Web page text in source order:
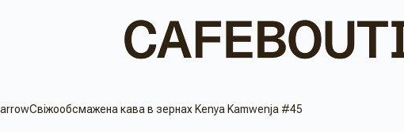
Свіжообсмажена кава в зернах Kenya Kamwenja #45